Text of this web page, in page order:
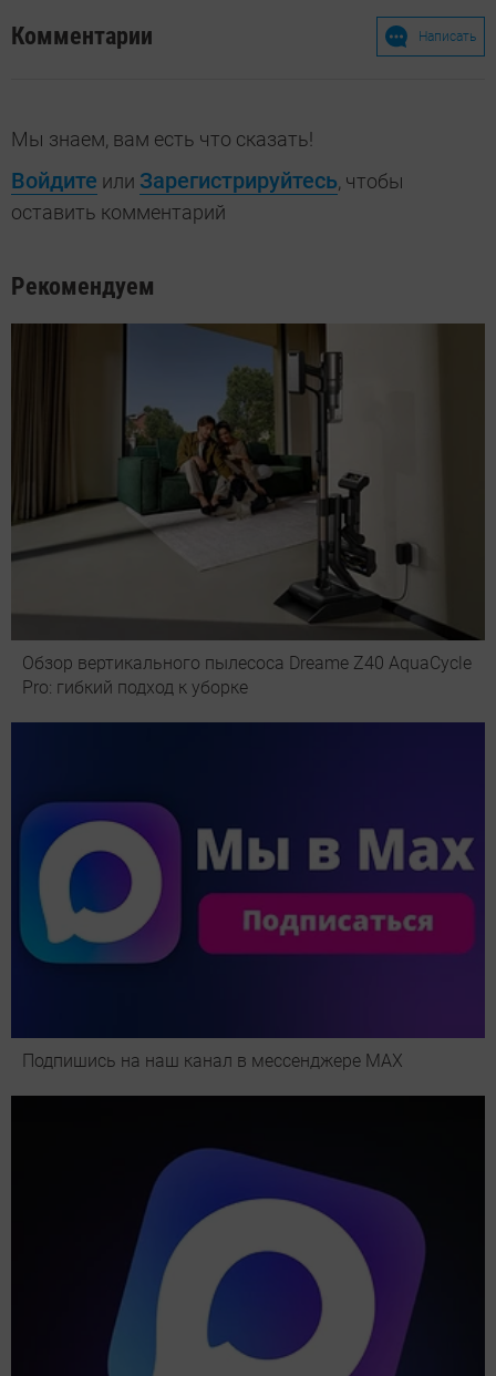
Комментарии Написать
Мы знаем, вам есть что сказать!
Войдите или Зарегистрируйтесь, чтобы
оставить комментарий
Рекомендуем
Обзор вертикального пылесоса Dreame Z40 AquaCycle
Pro: гибкий подход к уборке
Подпишись на наш канал в мессенджере МАХ